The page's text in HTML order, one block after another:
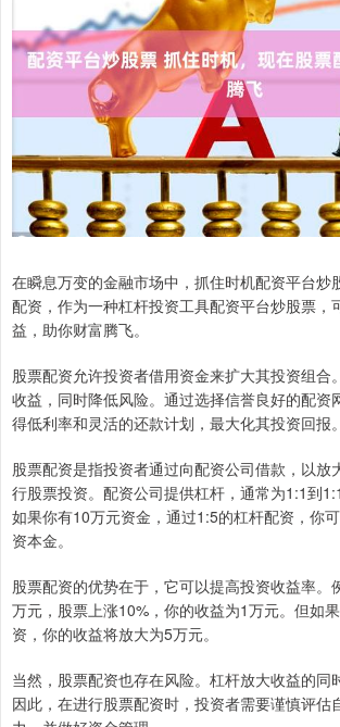
在瞬息万变的金融市场中，抓住时机配资平台炒
配资，作为一种杠杆投资工具配资平台炒股票，
益，助你财富腾飞。
股票配资允许投资者借用资金来扩大其投资组合
收益，同时降低风险。通过选择信誉良好的配资
得低利率和灵活的还款计划，最大化其投资回报。
股票配资是指投资者通过向配资公司借款，以放
行股票投资。配资公司提供杠杆，通常为1:1到
如果你有10万元资金，通过1:5的杠杆配资，你
资本金。
股票配资的优势在于，它可以提高投资收益率。
万元，股票上涨10%，你的收益为1万元。但如
资，你的收益将放大为5万元。
当然，股票配资也存在风险。杠杆放大收益的同
因此，在进行股票配资时，投资者需要谨慎评估